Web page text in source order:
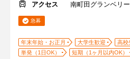
アクセス
南町田グランベリ
急募
年末年始・お正月 大学生歓迎
高校
単発（1日OK）
短期（1ヶ月以内OK）